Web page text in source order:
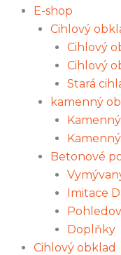
E-shop
Cihlový
Cihlový
Cihlový
Stará
kamenný
Betonové
Imitace
Doplňky
Cihlový obklad